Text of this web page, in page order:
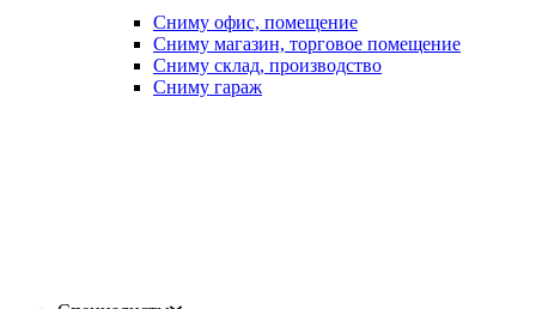
Сниму офис, помещение
Сниму магазин, торговое помещение
Сниму склад, производство
Сниму гараж